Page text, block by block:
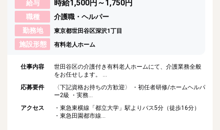
給与 時給1,500円～1,750円
職種
介護職・ヘルパー
勤務地
東京都世田谷区深沢1丁目
施設形態 有料老人ホーム
仕事内容
世田谷区の介護付き有料老人ホームにて、介護業務全般
応募要件
〈下記資格お持ちの方歓迎〉 ・初任者研修/ホームヘルパ
ー2級 ・実務...
アクセス
・東急東横線「都立大学」駅よりバス5分（徒歩16分）
・東急田園都市線...